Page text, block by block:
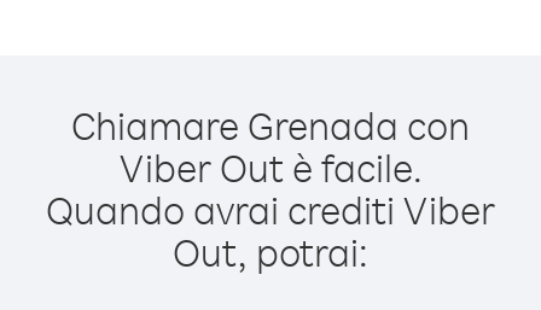
Chiamare Grenada con
Viber Out è facile.
Quando avrai crediti Viber
Out, potrai: